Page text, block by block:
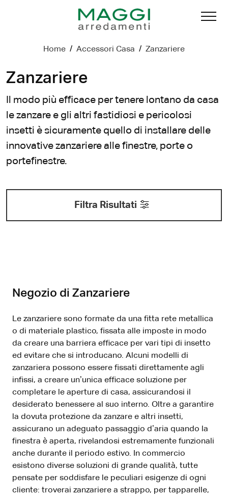
Home / Accessori Casa / Zanzariere
Zanzariere
Il modo più efficace per tenere lontano da casa
le zanzare e gli altri fastidiosi e pericolosi
insetti è sicuramente quello di installare delle
innovative zanzariere alle finestre, porte o
portefinestre.
Filtra Risultati
Negozio di Zanzariere
Le zanzariere sono formate da una fitta rete metallica
o di materiale plastico, fissata alle imposte in modo
da creare una barriera efficace per vari tipi di insetto
ed evitare che si introducano. Alcuni modelli di
zanzariera possono essere fissati direttamente agli
infissi, a creare un’unica efficace soluzione per
completare le aperture di casa, assicurandosi il
desiderato benessere al suo interno. Oltre a garantire
la dovuta protezione da zanzare e altri insetti,
assicurano un adeguato passaggio d’aria quando la
finestra è aperta, rivelandosi estremamente funzionali
anche durante il periodo estivo. In commercio
esistono diverse soluzioni di grande qualità, tutte
pensate per soddisfare le peculiari esigenze di ogni
cliente: troverai zanzariere a strappo, per tapparelle,